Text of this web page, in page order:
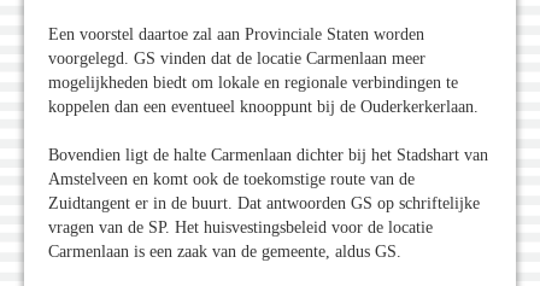
Een voorstel daartoe zal aan Provinciale Staten worden
voorgelegd. GS vinden dat de locatie Carmenlaan meer
mogelijkheden biedt om lokale en regionale verbindingen te
koppelen dan een eventueel knooppunt bij de Ouderkerkerlaan.
Bovendien ligt de halte Carmenlaan dichter bij het Stadshart van
Amstelveen en komt ook de toekomstige route van de
Zuidtangent er in de buurt. Dat antwoorden GS op schriftelijke
vragen van de SP. Het huisvestingsbeleid voor de locatie
Carmenlaan is een zaak van de gemeente, aldus GS.